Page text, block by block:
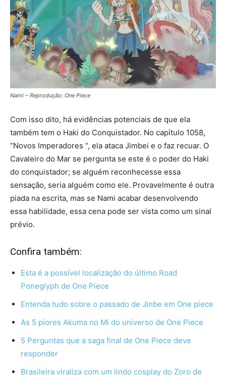
Nami – Reprodução: One Piece
Com isso dito, há evidências potenciais de que ela
também tem o Haki do Conquistador. No capítulo 1058,
“Novos Imperadores “, ela ataca Jimbei e o faz recuar. O
Cavaleiro do Mar se pergunta se este é o poder do Haki
do conquistador; se alguém reconhecesse essa
sensação, seria alguém como ele. Provavelmente é outra
piada na escrita, mas se Nami acabar desenvolvendo
essa habilidade, essa cena pode ser vista como um sinal
prévio.
Confira também:
Esta é a possível localização do último Road
Poneglyph de One Piece
Entenda tudo sobre o passado de Jinbe em One piece
As 5 piores Akuma no Mi do universo de One Piece
5 Perguntas que a saga final de One Piece deve
responder
Brasileira viraliza com um lindo cosplay do Zoro de